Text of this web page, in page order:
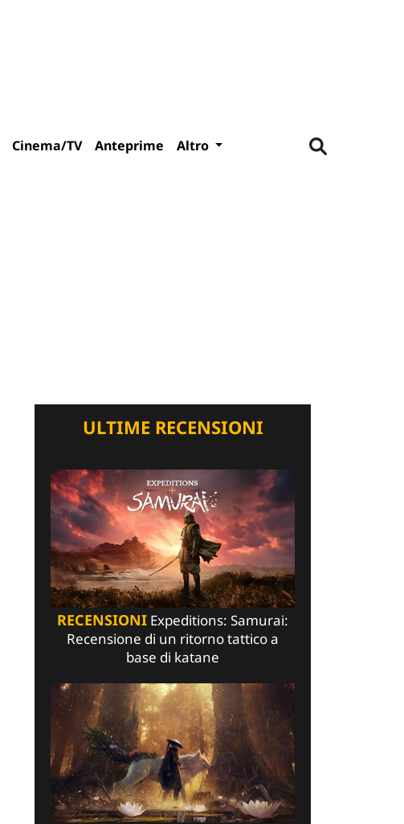
Cinema/TV Anteprime Altro
ULTIME RECENSIONI
RECENSIONI Expeditions: Samurai:
Recensione di un ritorno tattico a
base di katane